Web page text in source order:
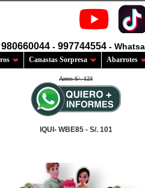
980660044 - 997744554 -
Canastas Sorpresa Abarrotes
Antes S/. 123
IQUI- WBE85 - S/. 101